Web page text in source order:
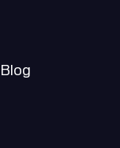
Blog